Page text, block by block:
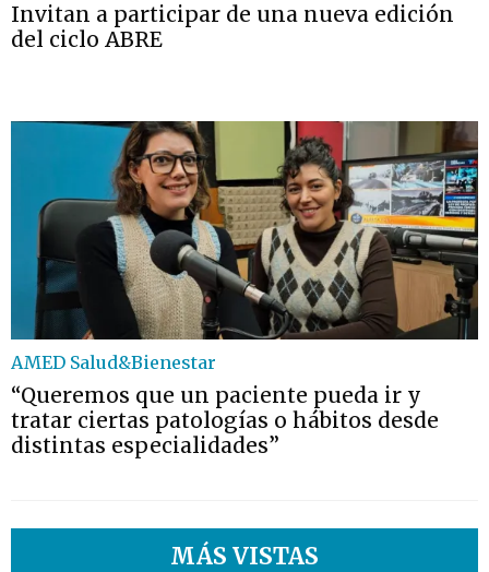
Invitan a participar de una nueva edición
del ciclo ABRE
AMED Salud&Bienestar
“Queremos que un paciente pueda ir y
tratar ciertas patologías o hábitos desde
distintas especialidades”
MÁS VISTAS